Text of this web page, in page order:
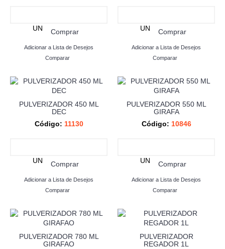
UN Comprar
Adicionar a Lista de Desejos
Comparar
UN Comprar
Adicionar a Lista de Desejos
Comparar
PULVERIZADOR 450 ML
DEC
Código: 11130
UN Comprar
Adicionar a Lista de Desejos
Comparar
PULVERIZADOR 550 ML
GIRAFA
Código: 10846
UN Comprar
Adicionar a Lista de Desejos
Comparar
PULVERIZADOR 780 ML
GIRAFAO
PULVERIZADOR
REGADOR 1L